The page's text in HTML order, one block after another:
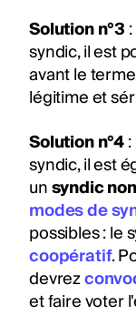
Solution n°3:
syndic, il est
avant le
légitime et
Solution n°4
syndic, il est
unsyndic
modes de
possibles : le
coopératif.
devrez
et faire voter